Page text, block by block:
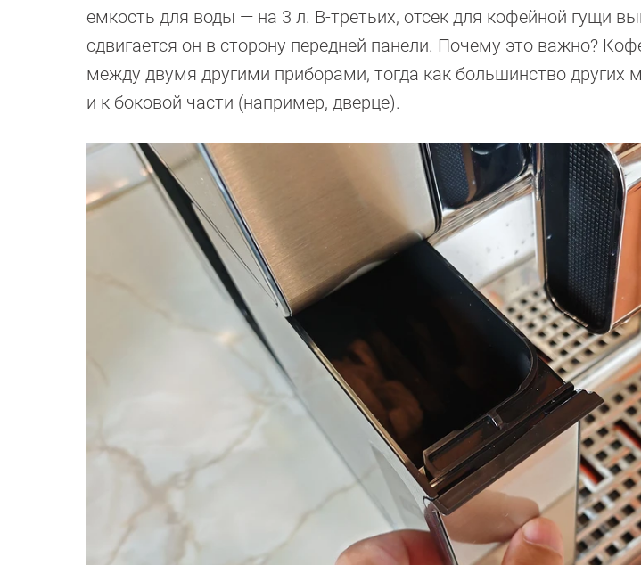
емкость для воды — на 3 л. В-третьих, отсек для кофейной гущи
сдвигается он в сторону передней панели. Почему это важно?
между двумя другими приборами, тогда как большинство других
и к боковой части (например, дверце).